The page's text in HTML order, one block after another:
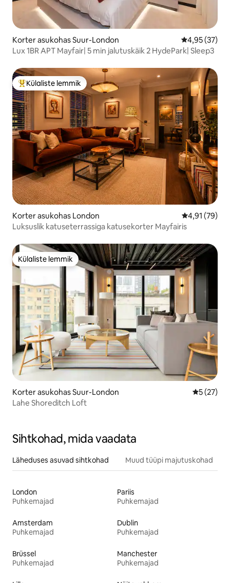
Korter asukohas Suur-London Keskmine
4,95 (37)
Lux 1BR APT Mayfair| 5 min jalutuskäik 2 HydePark| Sleep3
Külaliste suur lemmik
Külaliste lemmik
Korter asukohas London Keskmine
4,91 (79)
Luksuslik katuseterrassiga katusekorter Mayfairis
Külaliste lemmik
Külaliste lemmik
Korter asukohas Suur-London Keskmine
5 (27)
Lahe Shoreditch Loft
Sihtkohad, mida vaadata
Läheduses asuvad sihtkohad Muud tüüpi majutuskohad
London
Puhkemajad
Pariis
Puhkemajad
Amsterdam
Puhkemajad
Dublin
Puhkemajad
Brüssel
Puhkemajad
Manchester
Puhkemajad